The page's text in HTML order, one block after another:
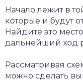
Начало лежит в
которые и будут
Найдите это
дальнейший ход
Рассматривая
можно сделать